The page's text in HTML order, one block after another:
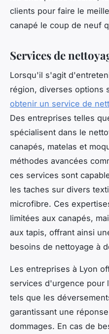
clients pour faire le
canapé le coup de neuf
Services de
Lorsqu'il s'agit
région, diverses options
obtenir un service de
Des entreprises telles
spécialisent dans le
canapés, matelas et
méthodes avancées
ces services sont
les taches sur divers
microfibre. Ces
limitées aux canapés,
aux tapis, offrant ainsi
besoins de nettoyage à
Les entreprises à Lyon
services d'urgence pour
tels que les
garantissant une
dommages. En cas de